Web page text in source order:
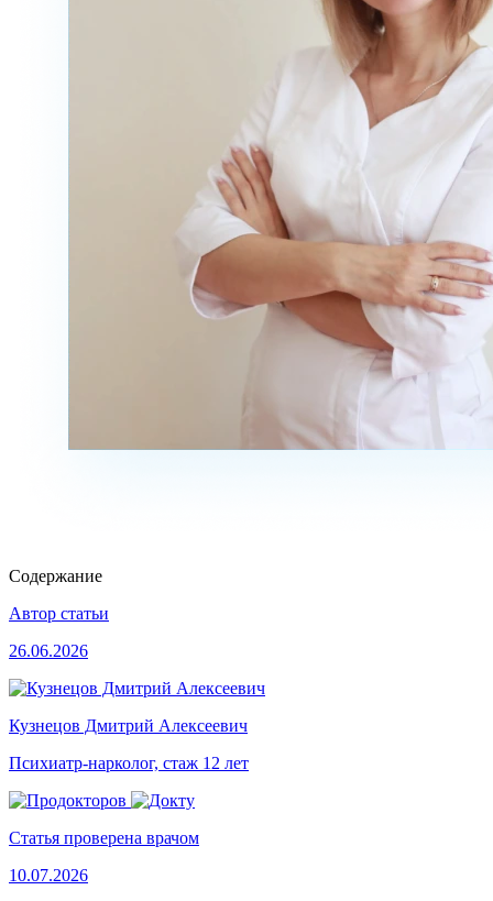
Содержание
Автор статьи
26.06.2026
Кузнецов Дмитрий Алексеевич
Психиатр-нарколог, стаж 12 лет
Статья проверена врачом
10.07.2026